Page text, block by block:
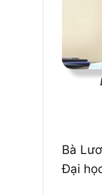
Bà
Đại